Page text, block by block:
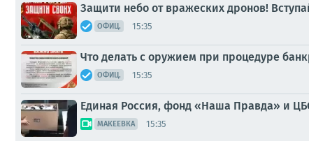
Защити небо от вражеских дронов!
ОФИЦ. 15:35
Что делать с оружием при процедуре
ОФИЦ. 15:35
Единая Россия, фонд «Наша Правда» и
МАКЕЕВКА 15:35